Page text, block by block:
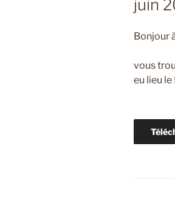
juin
Bonjour
vous
eu lieu